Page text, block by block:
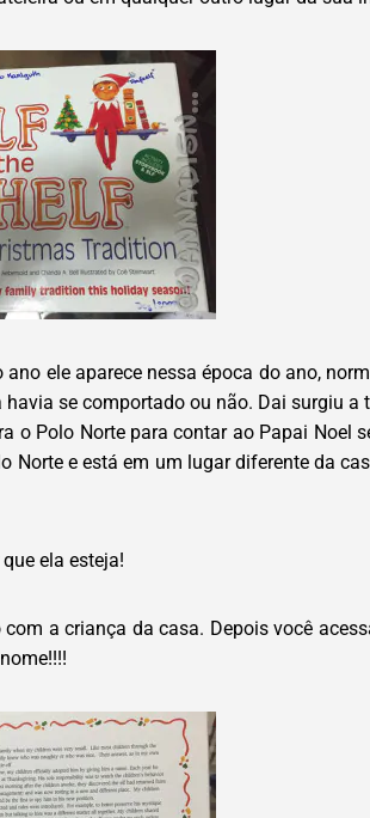
ele aparece nessa época do ano,
se comportado ou não. Dai surgiu a
o Polo Norte para contar ao Papai Noel
e está em um lugar diferente da
ela esteja!
a criança da casa. Depois você